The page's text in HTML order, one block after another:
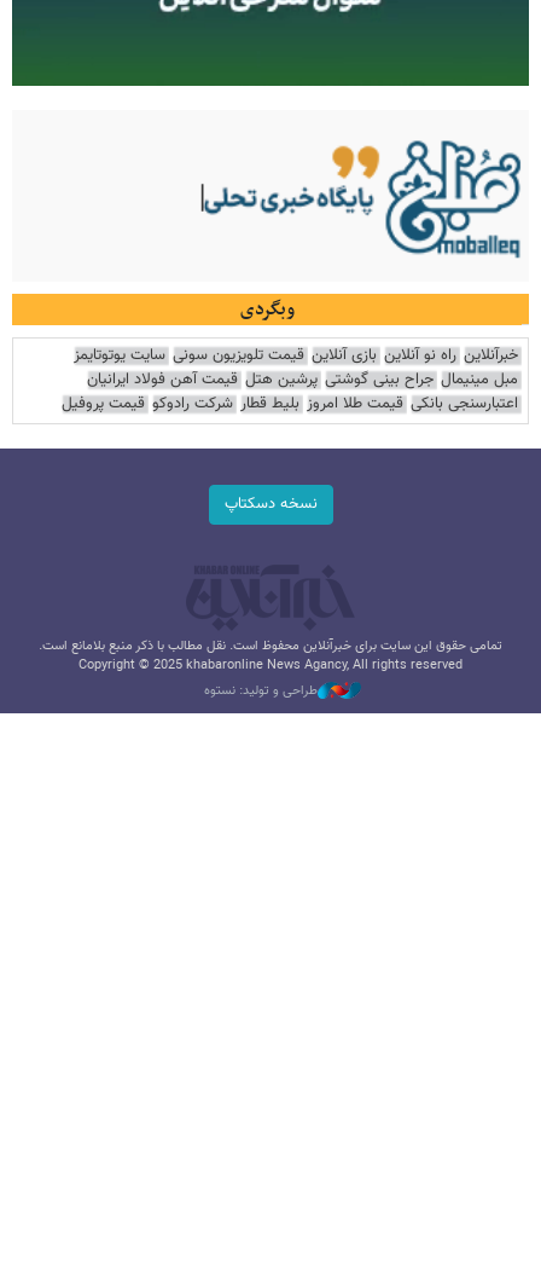
وبگردی
خبرآنلاین راه نو آنلاین بازی آنلاین قیمت تلویزیون سونی سایت یوتوتایمز
مبل مینیمال جراح بینی گوشتی پرشین هتل قیمت آهن فولاد ایرانیان
اعتبارسنجی بانکی قیمت طلا امروز بلیط قطار شرکت رادوکو قیمت پروفیل
نسخه دسکتاپ
تمامی حقوق این سایت برای خبرآنلاین محفوظ است. نقل مطالب با ذکر منبع بلامانع است.
Copyright © 2025 khabaronline News Agancy, All rights reserved
طراحی و تولید: نستوه